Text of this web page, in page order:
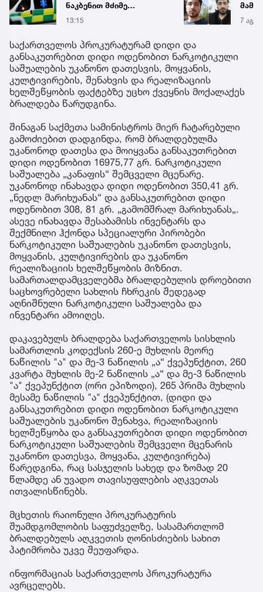
მამამისის ფარული
ჩანაწერიდან - გიგა
საქმე
7 აგვ 19:56 14:52
საქართველოს პროკურატურამ დიდი და
განსაკუთრებით დიდი ოდენობით ნარკოტიკული
საშუალების უკანონო დათესვის, მოყვანის,
კულტივირების, შენახვის და რეალიზაციის
ხელშეწყობის ფაქტებზე უცხო ქვეყნის მოქალაქეს
ბრალდება წარუდგინა.
შინაგან საქმეთა სამინისტროს მიერ ჩატარებული
გამოძიებით დადგინდა, რომ ბრალდებულმა
უკანონოდ დათესა და მოიყვანა განსაკუთრებით
დიდი ოდენობით 16975,77 გრ. ნარკოტიკული
საშუალება „კანაფის“ შემცველი მცენარე.
უკანონოდ ინახავდა დიდი ოდენობით 350,41 გრ.
„ნედლ მარიხუანას“ და განსაკუთრებით დიდი
ოდენობით 308, 81 გრ. „გამომშრალ მარიხუანას„.
ასევე ინახავდა შესაბამისს ინვენტარს და
შექმნილი ჰქონდა სპეციალური პირობები
ნარკოტიკული საშუალების უკანონო დათესვის,
მოყვანის, კულტივირების და უკანონო
რეალიზაციის ხელშეწყობის მიზნით.
სამართალდამცველებმა ბრალდებულის დროებითი
საცხოვრებელი სახლის ჩხრეკის შედეგად
აღნიშნული ნარკოტიკული საშუალება და
ინვენტარი ამოიღეს.
დაკავებულს ბრალდება საქართველოს სისხლის
სამართლის კოდექსის 260-ე მუხლის მეორე
ნაწილის "ა" და მე-3 ნაწილის „ა“ ქვეპუნქტით, 260
კვარტა მუხლის მე-2 ნაწილის „ა“ და მე-3 ნაწილის
"ა" ქვეპუნქტით (ორი ეპიზოდი), 265 პრიმა მუხლის
მესამე ნაწილის "ა" ქვეპუნქტით, (დიდი და
განსაკუთრებით დიდი ოდენობით ნარკოტიკული
საშუალების უკანონო შენახვა, რეალიზაციის
ხელშეწყობა და განსაკუთრებით დიდი ოდენობით
ნარკოტიკული საშუალების შემცველი მცენარის
უკანონო დათესვა, მოყვანა, კულტივირება)
წარედგინა, რაც სასჯელის სახედ და ზომად 20
წლამდე ან უვადო თავისუფლების აღკვეთას
ითვალისწინებს.
მცხეთის რაიონული პროკურატურის
შუამდგომლობის საფუძველზე, სასამართლომ
ბრალდებულს აღკვეთის ღონისძიების სახით
პატიმრობა უკვე შეუფარდა.
ინფორმაციას საქართველოს პროკურატურა
ავრცელებს.